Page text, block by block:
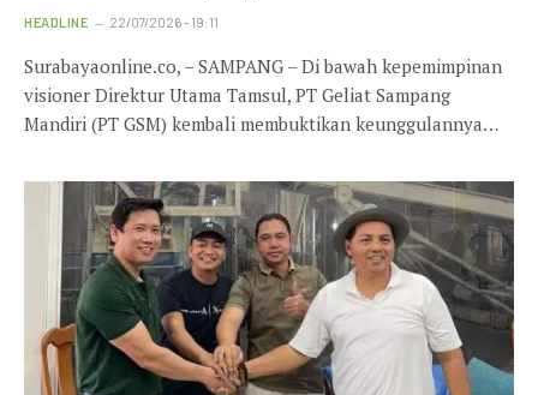
HEADLINE 22/07/2026 - 19:11
Surabayaonline.co, – SAMPANG – Di bawah kepemimpinan
visioner Direktur Utama Tamsul, PT Geliat Sampang
Mandiri (PT GSM) kembali membuktikan keunggulannya…